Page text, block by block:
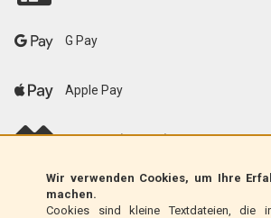
Wir verwenden Cookies, um Ihre
machen.
Cookies sind kleine Textdateien, die
G Pay
Apple Pay
scalapay (EU only)
Klarna (nur EU)